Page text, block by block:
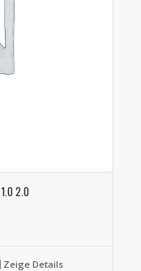
2.0
Zeige Details